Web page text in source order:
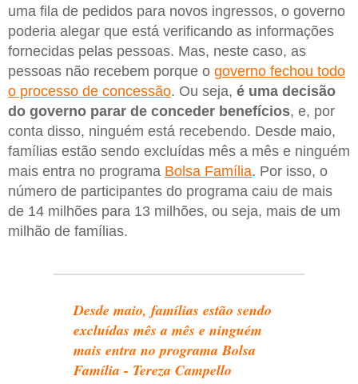
uma fila de pedidos para novos ingressos, o governo
poderia alegar que está verificando as informações
fornecidas pelas pessoas. Mas, neste caso, as
pessoas não recebem porque o governo fechou todo
o processo de concessão. Ou seja, é uma decisão
do governo parar de conceder benefícios, e, por
conta disso, ninguém está recebendo. Desde maio,
famílias estão sendo excluídas mês a mês e ninguém
mais entra no programa Bolsa Família. Por isso, o
número de participantes do programa caiu de mais
de 14 milhões para 13 milhões, ou seja, mais de um
milhão de famílias.
Desde maio, famílias estão sendo
excluídas mês a mês e ninguém
mais entra no programa Bolsa
Família - Tereza Campello